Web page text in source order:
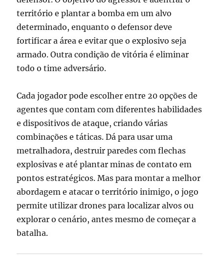
território e plantar a bomba em um alvo
determinado, enquanto o defensor deve
fortificar a área e evitar que o explosivo seja
armado. Outra condição de vitória é eliminar
todo o time adversário.
Cada jogador pode escolher entre 20 opções de
agentes que contam com diferentes habilidades
e dispositivos de ataque, criando várias
combinações e táticas. Dá para usar uma
metralhadora, destruir paredes com flechas
explosivas e até plantar minas de contato em
pontos estratégicos. Mas para montar a melhor
abordagem e atacar o território inimigo, o jogo
permite utilizar drones para localizar alvos ou
explorar o cenário, antes mesmo de começar a
batalha.